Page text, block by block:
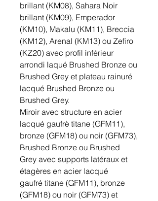
brillant (KM08), Sahara Noir
brillant (KM09), Emperador
(KM10), Makalu (KM11), Breccia
(KM12), Arenal (KM13) ou Zefiro
(KZ20) avec profil inférieur
arrondi laqué Brushed Bronze ou
Brushed Grey et plateau rainuré
lacqué Brushed Bronze ou
Brushed Grey.
Miroir avec structure en acier
lacqué gaufrè titane (GFM11),
bronze (GFM18) ou noir (GFM73),
Brushed Bronze ou Brushed
Grey avec supports latéraux et
étagères en acier lacqué
gaufré titane (GFM11), bronze
(GFM18) ou noir (GFM73) et